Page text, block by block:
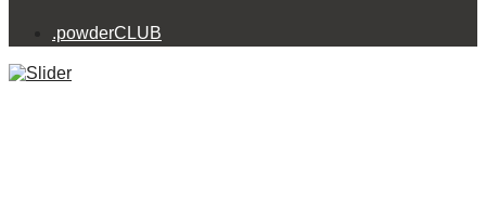
.powderCLUB